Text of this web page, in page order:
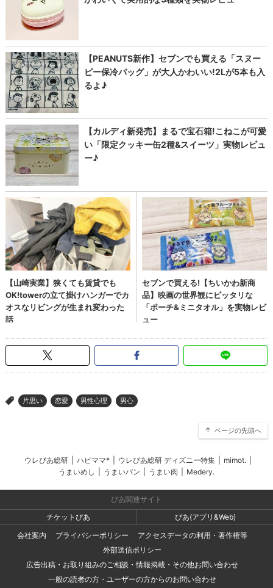
> 片思い 恋愛 男性心理 男心
ページの先頭へ
ウレぴあ総研 ハピママ* ウレぴあ総研 ディズニー特集 mimot.
うまいめし
うまいパン うまい肉 Medery.
ぴあ関連サイト
チケットぴあ
ぴあ(アプリ&Web)
会社案内
プライバシーポリシー
アクセスデータの利用・著作権等
外部送信ポリシー
広告出稿・お取り組みのご相談・情報掲載・その他お問い合わせ
一般の読者の方・ユーザーの方からのお問い合わせ